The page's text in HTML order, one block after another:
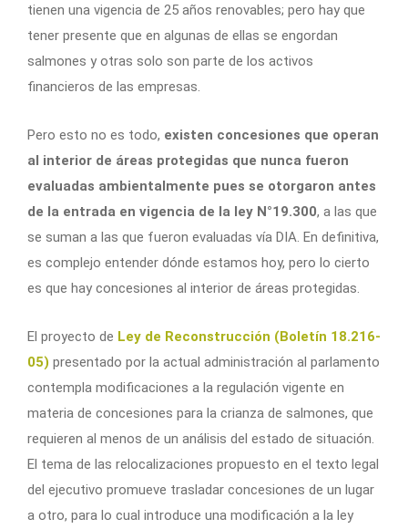
tienen una vigencia de 25 años renovables; pero hay que
tener presente que en algunas de ellas se engordan
salmones y otras solo son parte de los activos
financieros de las empresas.
Pero esto no es todo, existen concesiones que operan
al interior de áreas protegidas que nunca fueron
evaluadas ambientalmente pues se otorgaron antes
de la entrada en vigencia de la ley N°19.300, a las que
se suman a las que fueron evaluadas vía DIA. En definitiva,
es complejo entender dónde estamos hoy, pero lo cierto
es que hay concesiones al interior de áreas protegidas.
El proyecto de Ley de Reconstrucción (Boletín 18.216-
05) presentado por la actual administración al parlamento
contempla modificaciones a la regulación vigente en
materia de concesiones para la crianza de salmones, que
requieren al menos de un análisis del estado de situación.
El tema de las relocalizaciones propuesto en el texto legal
del ejecutivo promueve trasladar concesiones de un lugar
a otro, para lo cual introduce una modificación a la ley